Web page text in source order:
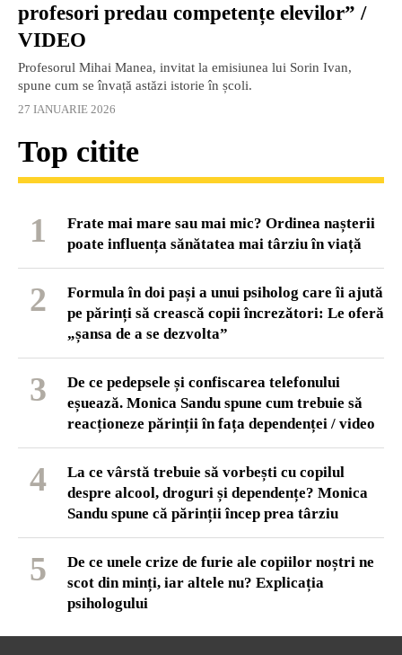
profesori predau competențe elevilor” /
VIDEO
Profesorul Mihai Manea, invitat la emisiunea lui Sorin Ivan,
spune cum se învață astăzi istorie în școli.
27 IANUARIE 2026
Top citite
1
Frate mai mare sau mai mic? Ordinea nașterii
poate influența sănătatea mai târziu în viață
2
Formula în doi pași a unui psiholog care îi ajută
pe părinți să crească copii încrezători: Le oferă
„șansa de a se dezvolta”
3
De ce pedepsele și confiscarea telefonului
eșuează. Monica Sandu spune cum trebuie să
reacționeze părinții în fața dependenței / video
4
La ce vârstă trebuie să vorbești cu copilul
despre alcool, droguri și dependențe? Monica
Sandu spune că părinții încep prea târziu
5
De ce unele crize de furie ale copiilor noștri ne
scot din minți, iar altele nu? Explicația
psihologului